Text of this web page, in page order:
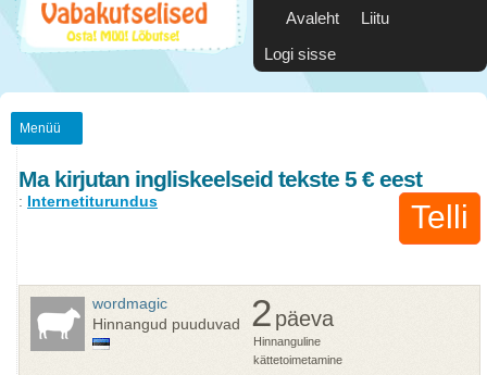
Avaleht
Liitu
Logi sisse
Menüü
Ma kirjutan ingliskeelseid tekste 5 € eest
Telli
: Internetiturundus
wordmagic
Hinnangud puuduvad
2 päeva
Hinnanguline
kättetoimetamine